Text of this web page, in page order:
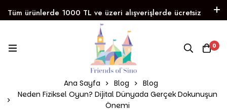
Tüm ürünlerde 1000 TL ve üzeri alışverişlerde ücretsiz
Instagram
Facebook
Eğitici ve Yaratıcı Oyunlar 3’lü
0
Ana Sayfa Blog
Blog
Neden Fiziksel Oyun? Dijital Dünyada Gerçek Dokunuşun
Önemi